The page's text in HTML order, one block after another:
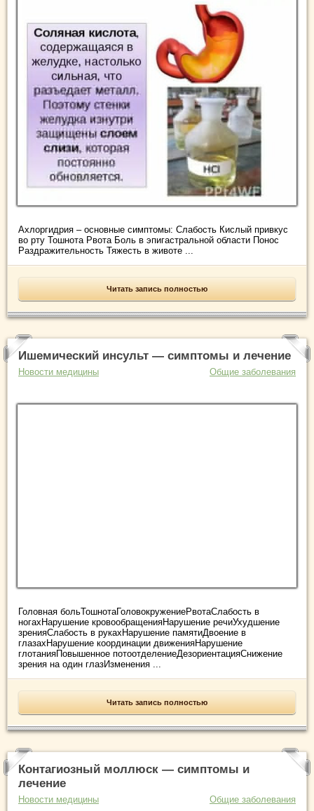
Ахлоргидрия – основные симптомы: Слабость Кислый привкус
во рту Тошнота Рвота Боль в эпигастральной области Понос
Раздражительность Тяжесть в животе ...
Читать запись полностью
Ишемический инсульт — симптомы и лечение
Новости медицины Общие заболевания
Головная больТошнотаГоловокружениеРвотаСлабость в
ногахНарушение кровообращенияНарушение речиУхудшение
зренияСлабость в рукахНарушение памятиДвоение в
глазахНарушение координации движенияНарушение
глотанияПовышенное потоотделениеДезориентацияСнижение
зрения на один глазИзменения ...
Читать запись полностью
Контагиозный моллюск — симптомы и
лечение
Новости медицины Общие заболевания